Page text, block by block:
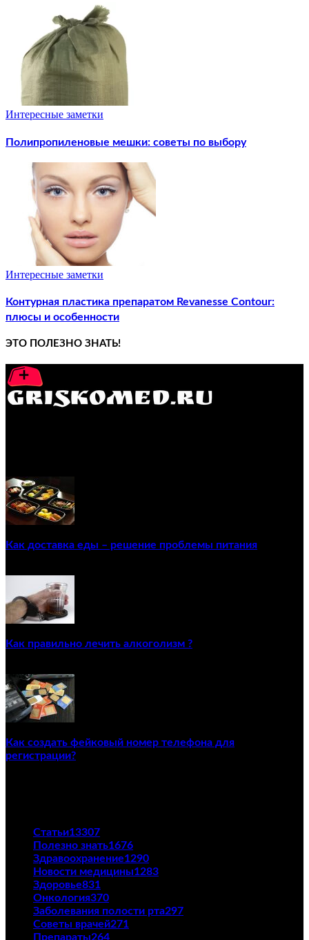
Интересные заметки
Полипропиленовые мешки: советы по выбору
Интересные заметки
Контурная пластика препаратом Revanesse Contour:
плюсы и особенности
ЭТО ПОЛЕЗНО ЗНАТЬ!
Как доставка еды – решение проблемы питания
Как правильно лечить алкоголизм ?
Как создать фейковый номер телефона для
регистрации?
Статьи13307
Полезно знать1676
Здравоохранение1290
Новости медицины1283
Здоровье831
Онкология370
Заболевания полости рта297
Советы врачей271
Препараты264